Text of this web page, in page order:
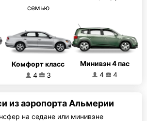
семью
Комфорт класс
4
3
Минивэн 4 пас
4
4
из аэропорта Альмерии
на седане или минивэне